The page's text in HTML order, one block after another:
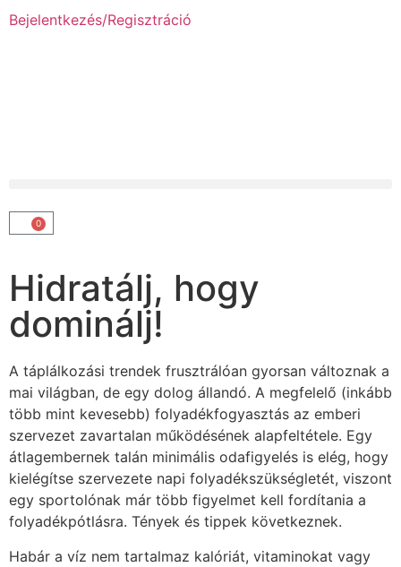
Bejelentkezés/Regisztráció
0
Hidratálj, hogy
dominálj!
A táplálkozási trendek frusztrálóan gyorsan változnak a
mai világban, de egy dolog állandó. A megfelelő (inkább
több mint kevesebb) folyadékfogyasztás az emberi
szervezet zavartalan működésének alapfeltétele. Egy
átlagembernek talán minimális odafigyelés is elég, hogy
kielégítse szervezete napi folyadékszükségletét, viszont
egy sportolónak már több figyelmet kell fordítania a
folyadékpótlásra. Tények és tippek következnek.
Habár a víz nem tartalmaz kalóriát, vitaminokat vagy